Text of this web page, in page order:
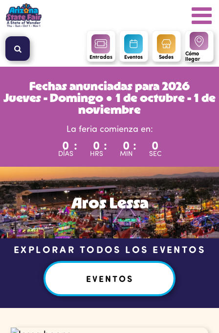
Entradas Eventos Sedes Cómo
llegar
Fechas anunciadas para 2026
Jueves - Domingo ● 1 de octubre - 1 de
noviembre
La feria comienza en:
0
DÍAS
: 0
HRS
: 0
MIN
: 0
SEC
Aros Lessa
EXPLORAR TODOS LOS EVENTOS
EVENTOS